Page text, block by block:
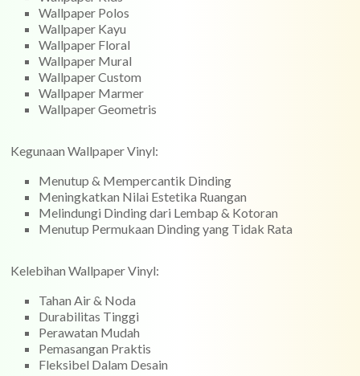
Wallpaper Polos
Wallpaper Kayu
Wallpaper Floral
Wallpaper Mural
Wallpaper Custom
Wallpaper Marmer
Wallpaper Geometris
Kegunaan Wallpaper Vinyl:
Menutup & Mempercantik Dinding
Meningkatkan Nilai Estetika Ruangan
Melindungi Dinding dari Lembap & Kotoran
Menutup Permukaan Dinding yang Tidak Rata
Kelebihan Wallpaper Vinyl:
Tahan Air & Noda
Durabilitas Tinggi
Perawatan Mudah
Pemasangan Praktis
Fleksibel Dalam Desain